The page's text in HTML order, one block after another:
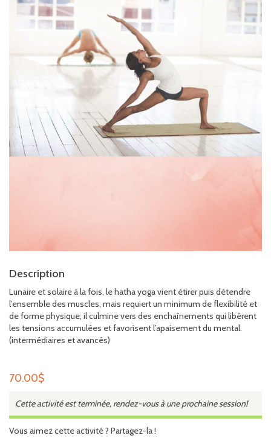
Description
Lunaire et solaire à la fois, le hatha yoga vient étirer puis détendre
l’ensemble des muscles, mais requiert un minimum de flexibilité et
de forme physique; il culmine vers des enchaînements qui libèrent
les tensions accumulées et favorisent l’apaisement du mental.
(intermédiaires et avancés)
70.00$
Cette activité est terminée, rendez-vous à une prochaine session!
Vous aimez cette activité ? Partagez-la !